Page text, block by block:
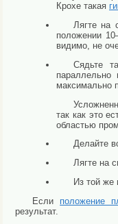
Крохе такая
Лягте на
положении
видимо, не
Сядьте
максимально
так как это
областью
Делайте
Лягте на
Из той же
Если положение
результат.